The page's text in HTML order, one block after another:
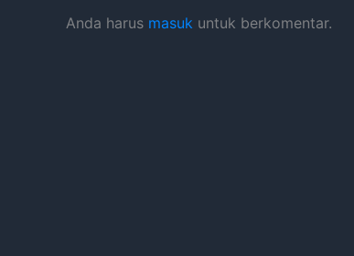
Anda harus masuk untuk berkomentar.